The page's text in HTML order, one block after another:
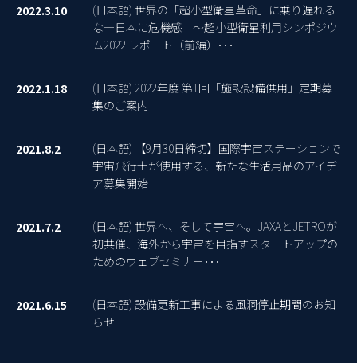
2022.3.10
(日本語) 世界の「超小型衛星革命」に乗り遅れる
な―日本に危機感 ～超小型衛星利用シンポジウ
ム2022 レポート（前編）･･･
2022.1.18
(日本語) 2022年度 第1回「施設設備供用」定期募
集のご案内
2021.8.2
(日本語) 【9月30日締切】国際宇宙ステーションで
宇宙飛行士が使用する、新たな生活用品のアイデ
ア募集開始
2021.7.2
(日本語) 世界へ、そして宇宙へ。JAXAとJETROが
初共催、海外から宇宙を目指すスタートアップの
ためのウェブセミナー･･･
2021.6.15
(日本語) 設備更新工事による風洞停止期間のお知
らせ